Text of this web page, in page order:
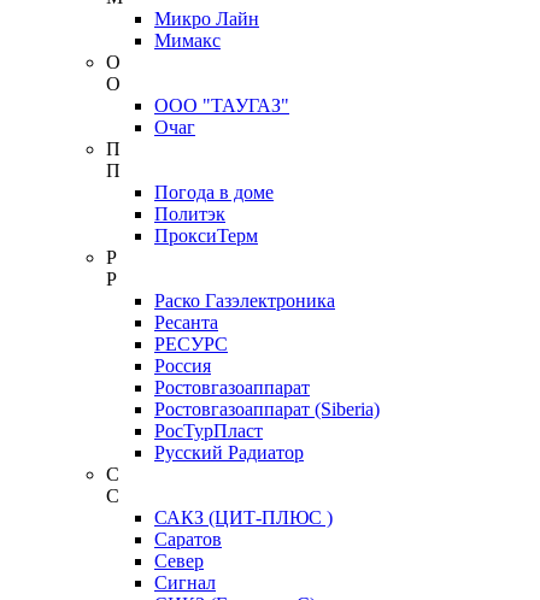
Микро Лайн
Мимакс
О
О
ООО "ТАУГАЗ"
Очаг
П
П
Погода в доме
Политэк
ПроксиТерм
Р
Р
Раско Газэлектроника
Ресанта
РЕСУРС
Россия
Ростовгазоаппарат
Ростовгазоаппарат (Siberia)
РосТурПласт
Русский Радиатор
С
С
САКЗ (ЦИТ-ПЛЮС )
Саратов
Север
Сигнал